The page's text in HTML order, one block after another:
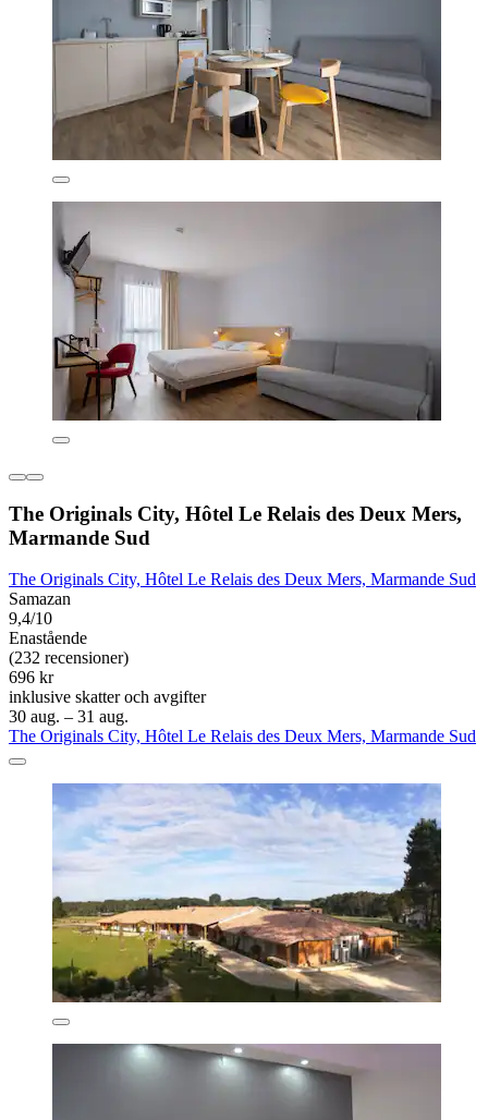
The Originals City, Hôtel Le Relais des Deux Mers,
Marmande Sud
The Originals City, Hôtel Le Relais des Deux Mers, Marmande Sud
Samazan
9,4/10
Enastående
(232 recensioner)
696 kr
inklusive skatter och avgifter
30 aug. – 31 aug.
The Originals City, Hôtel Le Relais des Deux Mers, Marmande Sud